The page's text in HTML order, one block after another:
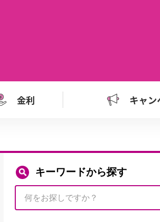
金利 キャン
キーワードから探す